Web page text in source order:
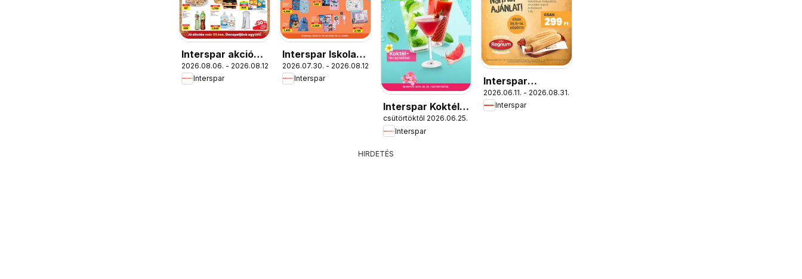
Interspar akciós
újság
2026.08.06. - 2026.08.12.
Interspar
Interspar Iskola
katalógus
2026.07.30. - 2026.08.12.
Interspar
Interspar Koktél
katalógus
csütörtöktől 2026.06.25.
Interspar
Interspar
Veszprém toGo
nyitás
2026.06.11. - 2026.08.31.
Interspar
HIRDETÉS